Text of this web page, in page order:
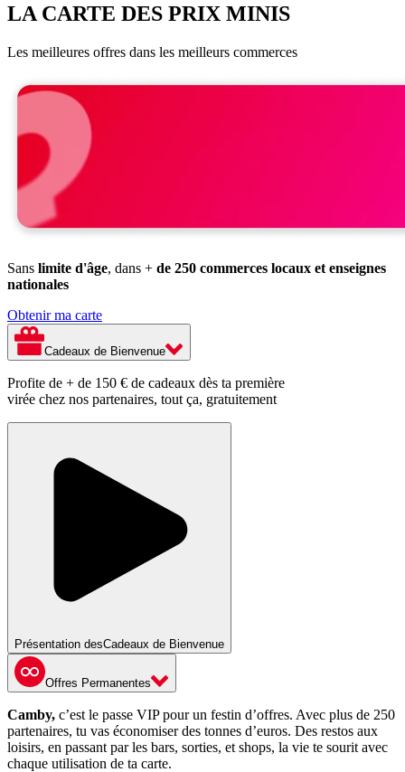
LA CARTE DES PRIX MINIS
Les meilleures offres dans les meilleurs commerces
Sans limite d'âge, dans + de 250 commerces locaux et enseignes
nationales
Obtenir ma carte
Cadeaux de Bienvenue
Profite de + de 150 € de cadeaux dès ta première
virée chez nos partenaires, tout ça, gratuitement
Présentation desCadeaux de Bienvenue
Offres Permanentes
Camby, c’est le passe VIP pour un festin d’offres. Avec plus de 250
partenaires, tu vas économiser des tonnes d’euros. Des restos aux
loisirs, en passant par les bars, sorties, et shops, la vie te sourit avec
chaque utilisation de ta carte.